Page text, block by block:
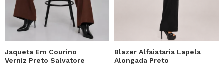
Jaqueta Em Courino
Verniz Preto Salvatore
Blazer Alfaiataria Lapela
Alongada Preto